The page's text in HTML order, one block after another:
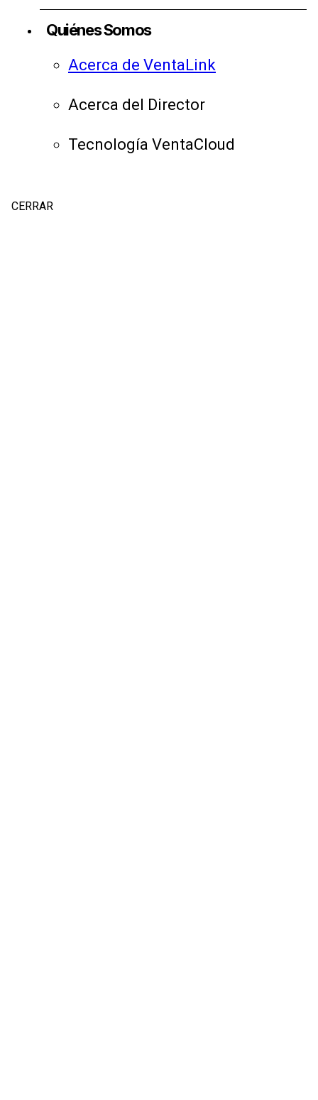
Quiénes Somos
Acerca de VentaLink
Acerca del Director
Tecnología VentaCloud
CERRAR